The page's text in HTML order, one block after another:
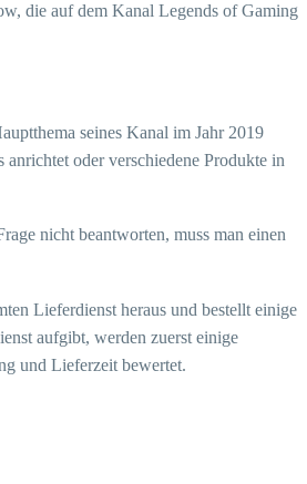
die auf dem Kanal Legends of Gaming
seines Kanal im Jahr 2019
anrichtet oder verschiedene Produkte in
nicht beantworten, muss man einen
Lieferdienst heraus und bestellt einige
aufgibt, werden zuerst einige
und Lieferzeit bewertet.